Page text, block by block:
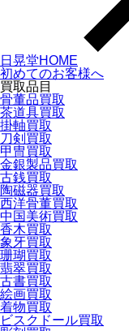
日晃堂HOME
初めてのお客様へ
買取品目
骨董品買取
茶道具買取
掛軸買取
刀剣買取
甲冑買取
金銀製品買取
古銭買取
陶磁器買取
西洋骨董買取
中国美術買取
香木買取
象牙買取
珊瑚買取
翡翠買取
古書買取
絵画買取
着物買取
ビスクドール買取